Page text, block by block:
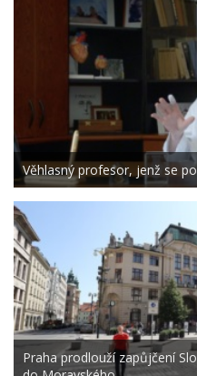
Věhlasný profesor, jenž se
Praha prodlouží zapůjčení